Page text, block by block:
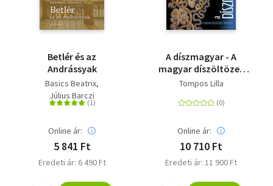
Betlér és az
Andrássyak
Basics Beatrix
Július Barczi
Online ár:
5 841 Ft
Eredeti ár: 6 490 Ft
A díszmagyar - A
magyar díszöltözet
története
Tompos Lilla
Online ár:
10 710 Ft
Eredeti ár: 11 900 Ft